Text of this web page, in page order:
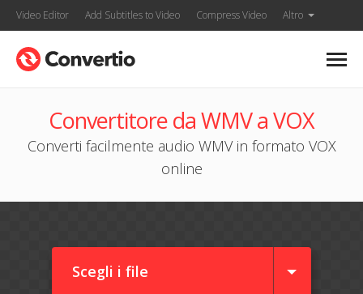
Video Editor Add Subtitles to Video Compress Video Altro
Convertitore da WMV a VOX
Converti facilmente audio WMV in formato VOX
online
Scegli i file